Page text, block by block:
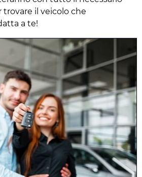
trovare il veicolo che
a te!